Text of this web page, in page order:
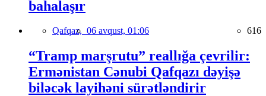
bahalaşır
Qafqaz, 06 avqust, 01:06 616
“Tramp marşrutu” reallığa çevrilir:
Ermənistan Cənubi Qafqazı dəyişə
biləcək layihəni sürətləndirir